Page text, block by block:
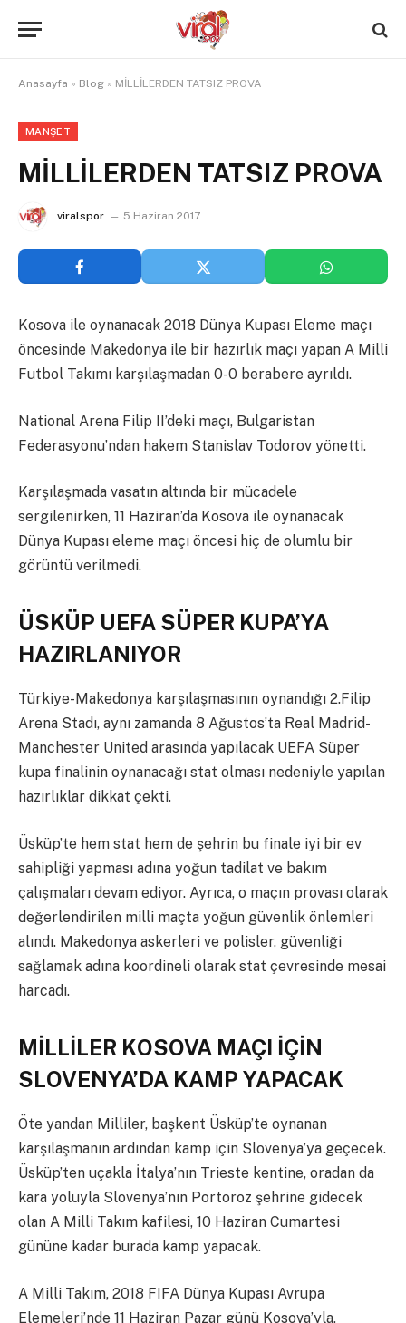
Anasayfa » Blog » MİLLİLERDEN TATSIZ PROVA
MANŞET
MİLLİLERDEN TATSIZ PROVA
viralspor 5 Haziran 2017
Kosova ile oynanacak 2018 Dünya Kupası Eleme maçı
öncesinde Makedonya ile bir hazırlık maçı yapan A Milli
Futbol Takımı karşılaşmadan 0-0 berabere ayrıldı.
National Arena Filip II’deki maçı, Bulgaristan
Federasyonu’ndan hakem Stanislav Todorov yönetti.
Karşılaşmada vasatın altında bir mücadele
sergilenirken, 11 Haziran’da Kosova ile oynanacak
Dünya Kupası eleme maçı öncesi hiç de olumlu bir
görüntü verilmedi.
ÜSKÜP UEFA SÜPER KUPA’YA
HAZIRLANIYOR
Türkiye-Makedonya karşılaşmasının oynandığı 2.Filip
Arena Stadı, aynı zamanda 8 Ağustos’ta Real Madrid-
Manchester United arasında yapılacak UEFA Süper
kupa finalinin oynanacağı stat olması nedeniyle yapılan
hazırlıklar dikkat çekti.
Üsküp’te hem stat hem de şehrin bu finale iyi bir ev
sahipliği yapması adına yoğun tadilat ve bakım
çalışmaları devam ediyor. Ayrıca, o maçın provası olarak
değerlendirilen milli maçta yoğun güvenlik önlemleri
alındı. Makedonya askerleri ve polisler, güvenliği
sağlamak adına koordineli olarak stat çevresinde mesai
harcadı.
MİLLİLER KOSOVA MAÇI İÇİN
SLOVENYA’DA KAMP YAPACAK
Öte yandan Milliler, başkent Üsküp’te oynanan
karşılaşmanın ardından kamp için Slovenya’ya geçecek.
Üsküp’ten uçakla İtalya’nın Trieste kentine, oradan da
kara yoluyla Slovenya’nın Portoroz şehrine gidecek
olan A Milli Takım kafilesi, 10 Haziran Cumartesi
gününe kadar burada kamp yapacak.
A Milli Takım, 2018 FIFA Dünya Kupası Avrupa
Elemeleri’nde 11 Haziran Pazar günü Kosova’yla,